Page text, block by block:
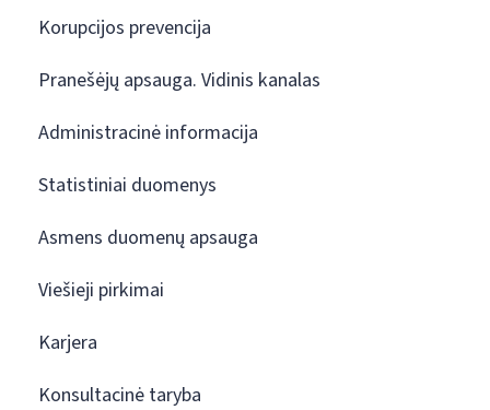
Korupcijos prevencija
Pranešėjų apsauga. Vidinis kanalas
Administracinė informacija
Statistiniai duomenys
Asmens duomenų apsauga
Viešieji pirkimai
Karjera
Konsultacinė taryba